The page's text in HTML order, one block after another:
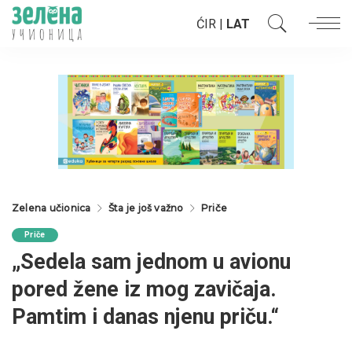
ĆIR | LAT
Zelena učionica Šta je još važno Priče
Priče
„Sedela sam jednom u avionu
pored žene iz mog zavičaja.
Pamtim i danas njenu priču.“